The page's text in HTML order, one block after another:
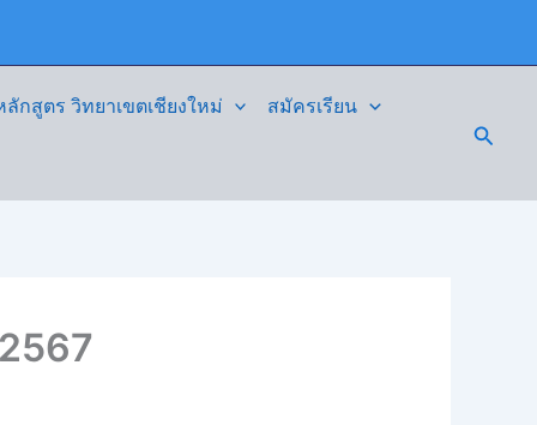
กสูตร วิทยาเขตเชียงใหม่ สมัครเรียน